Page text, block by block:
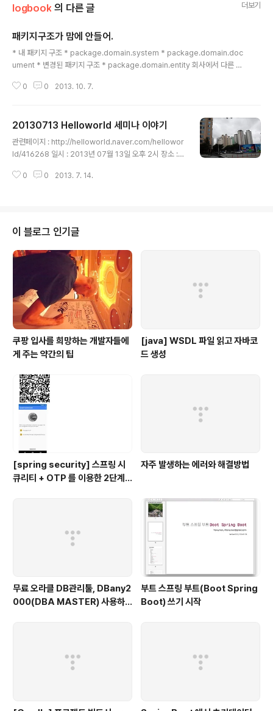
logbook 의 다른 글 더보기
패키지구조가 맘에 안들어.
* 내 패키지 구조 * package.domain.system * package.domain.doc
ument * 변경된 패키지 구조 * package.domain.entity 회사에서 다른 개
을 분리할 수가 있는데... 그건 하지 않고 하나의 패키지에 모두 몰아넣는 방식이
설명이 없다. 단지 패키지 경로가 길어지기 때문인가?
0 0 2013. 10. 7.
20130713 Helloworld 세미나 이야기
관련페이지 : http://helloworld.naver.com/hellowor
ld/416268 일시 : 2013년 07월 13일 오후 2시 장소 :
고급 아파트들이 둘러쳐져 있다. 처음으로 와본 그린 팩토
시다고 넣은 민원에 서명을 한 이도 있지 않을까? ㅋㅋ 접
수창구에는 올드멤버중 한분이신 채수원님이 주말알바로
접수요원을 하고 계셨다. 오랜만에 뵙기에 반갑게 인사드
리고 약간의 기념품(스티커, 배지, 군것질류, 생수)을 챙기
며 커넥트 홀로 들어섰다. 앞자리로 이동하니, 첫발표자인
0 0 2013. 7. 14.
이 블로그 인기글
쿠팡 입사를 희망하는 개발자들에
게 주는 약간의 팁
[java] WSDL 파일 읽고 자바코
드 생성
[spring security] 스프링 시
큐리티 + OTP 를 이용한 2단계
자주 발생하는 에러와 해결방법
무료 오라클 DB관리툴, DBany2
000(DBA MASTER) 사용하
부트 스프링 부트(Boot Spring
Boot) 쓰기 시작